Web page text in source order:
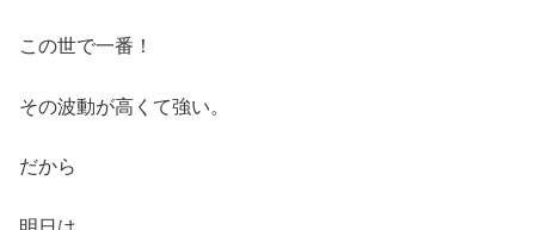
この世で一番！
その波動が高くて強い。
だから